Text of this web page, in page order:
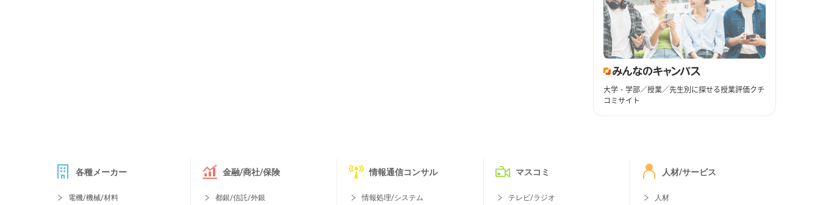
大学・学部／授業／先生別に探せる授業評価クチ
コミサイト
各種メーカー
電機/機械/材料
金融/商社/保険
都銀/信託/外銀
情報通信コンサル
情報処理/システム
マスコミ
テレビ/ラジオ
人材/サービス
人材